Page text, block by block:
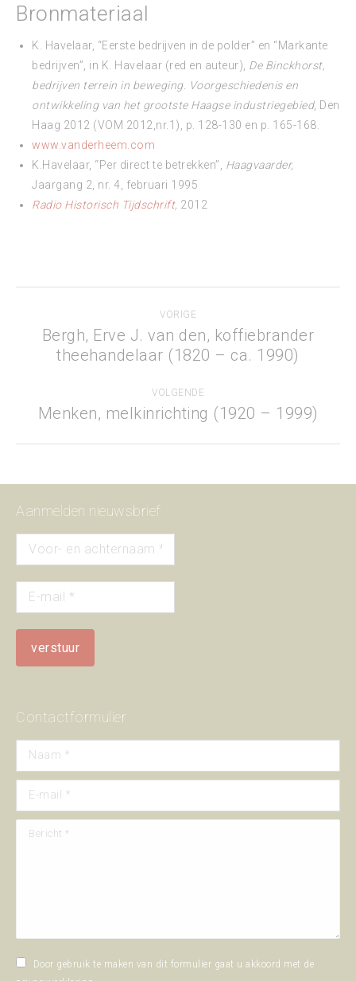
Bronmateriaal
K. Havelaar, “Eerste bedrijven in de polder” en “Markante
bedrijven”, in K. Havelaar (red en auteur), De Binckhorst,
bedrijven terrein in beweging. Voorgeschiedenis en
ontwikkeling van het grootste Haagse industriegebied, Den
Haag 2012 (VOM 2012,nr.1), p. 128-130 en p. 165-168.
www.vanderheem.com
K.Havelaar, “Per direct te betrekken”, Haagvaarder,
Jaargang 2, nr. 4, februari 1995
Radio Historisch Tijdschrift, 2012
navigation
VORIGE
Previous
project:
Bergh, Erve J. van den, koffiebrander
theehandelaar (1820 – ca. 1990)
VOLGENDE
Next
Menken, melkinrichting (1920 – 1999)
Aanmelden nieuwsbrief
Contactformulier
Naam *
E-mail *
Bericht *
Door gebruik te maken van dit formulier gaat u akkoord met de